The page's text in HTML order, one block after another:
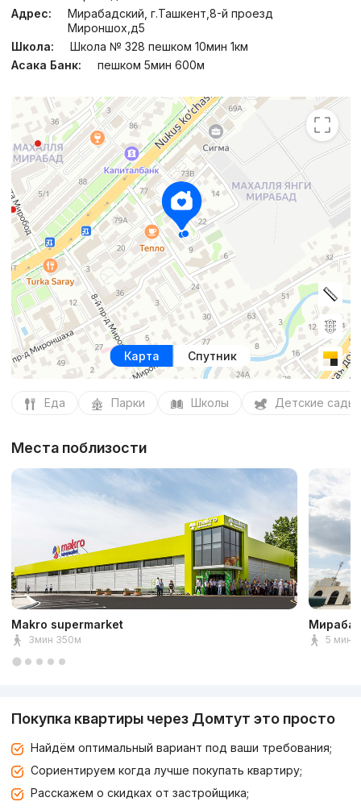
Адрес:
Мирабадский, г.Ташкент,8-й проезд
Мироншох,д5
Школа:
Школа № 328 пешком 10мин 1км
Асака Банк:
пешком 5мин 600м
Карта Спутник
Еда Парки Школы Детские сады
Места поблизости
Makro supermarket
3мин 350м 5 мин
Покупка квартиры через Домтут это просто
Найдём оптимальный вариант под ваши требования;
Сориентируем когда лучше покупать квартиру;
Расскажем о скидках от застройщика;